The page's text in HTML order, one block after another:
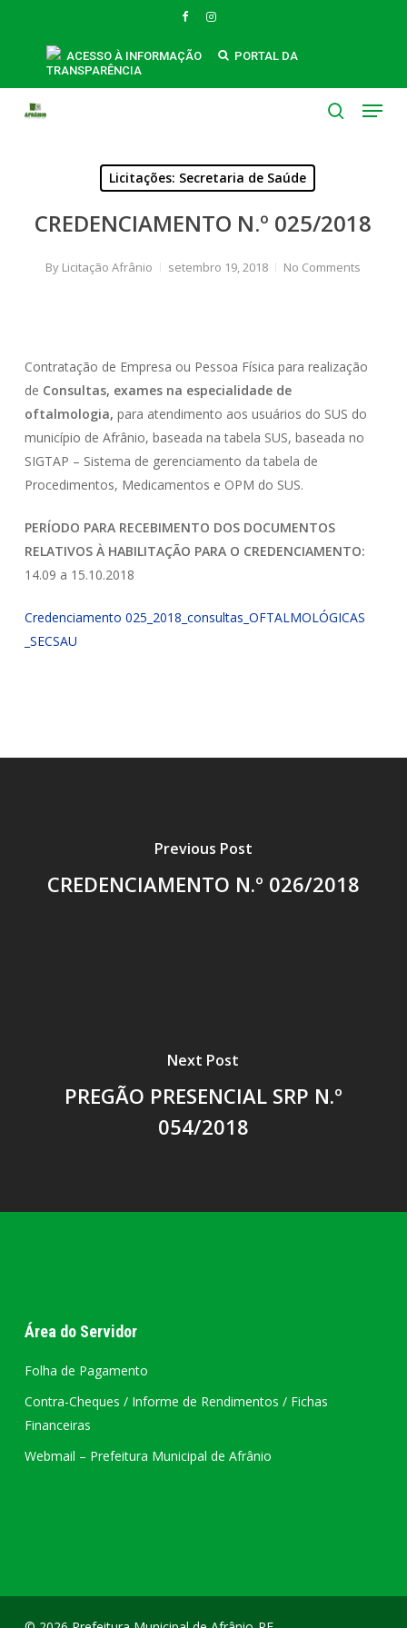
FACEBOOKINSTAGRAM
ACESSO À INFORMAÇÃO
PORTAL DA
TRANSPARÊNCIA
Menu
Licitações: Secretaria de Saúde
CREDENCIAMENTO N.º 025/2018
By Licitação Afrânio setembro 19, 2018 No Comments
Contratação de Empresa ou Pessoa Física para realização
de Consultas, exames na especialidade de
oftalmologia, para atendimento aos usuários do SUS do
município de Afrânio, baseada na tabela SUS, baseada no
SIGTAP – Sistema de gerenciamento da tabela de
Procedimentos, Medicamentos e OPM do SUS.
PERÍODO PARA RECEBIMENTO DOS DOCUMENTOS
RELATIVOS À HABILITAÇÃO PARA O CREDENCIAMENTO:
14.09 a 15.10.2018
Credenciamento 025_2018_consultas_OFTALMOLÓGICAS
_SECSAU
Previous Post
CREDENCIAMENTO N.º 026/2018
Next Post
PREGÃO PRESENCIAL SRP N.º
054/2018
Área do Servidor
Folha de Pagamento
Contra-Cheques / Informe de Rendimentos / Fichas
Financeiras
Webmail – Prefeitura Municipal de Afrânio